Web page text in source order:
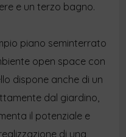
e un terzo bagno.
piano seminterrato
open space con
dispone anche di un
dal giardino,
il potenziale e
di una